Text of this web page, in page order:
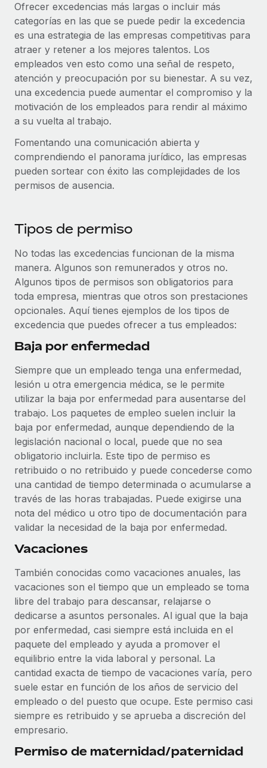
Apertura de entidades
Abre entidades conforme a la legalidad enseguida.
Movilidad y reubicación
Reubica a los empleados con facilidad.
Prestaciones
Gestiona las prestaciones de los empleados sin
complicaciones.
BLOG
Novedades de producto de Remote:
Integraciones con Gusto y Xero y Contractor
Management Plus
La misión de Remote sigue siendo ayudar a empresas de
todos los tamaños a contratar, gestionar y...
Más información
Pento se convierte en un empleador equitativo
con Remote
Gestionar las nóminas internamente es complicado. Tardas
Más información
Ofrecer excedencias más largas o incluir más
categorías en las que se puede pedir la excedencia
es una estrategia de las empresas competitivas para
atraer y retener a los mejores talentos. Los
empleados ven esto como una señal de respeto,
atención y preocupación por su bienestar. A su vez,
una excedencia puede aumentar el compromiso y la
motivación de los empleados para rendir al máximo
a su vuelta al trabajo.
Fomentando una comunicación abierta y
comprendiendo el panorama jurídico, las empresas
pueden sortear con éxito las complejidades de los
permisos de ausencia.
Tipos de permiso
No todas las excedencias funcionan de la misma
manera. Algunos son remunerados y otros no.
Algunos tipos de permisos son obligatorios para
toda empresa, mientras que otros son prestaciones
opcionales. Aquí tienes ejemplos de los tipos de
excedencia que puedes ofrecer a tus empleados:
Baja por enfermedad
Siempre que un empleado tenga una enfermedad,
lesión u otra emergencia médica, se le permite
utilizar la baja por enfermedad para ausentarse del
trabajo. Los paquetes de empleo suelen incluir la
baja por enfermedad, aunque dependiendo de la
legislación nacional o local, puede que no sea
obligatorio incluirla. Este tipo de permiso es
retribuido o no retribuido y puede concederse como
una cantidad de tiempo determinada o acumularse a
través de las horas trabajadas. Puede exigirse una
nota del médico u otro tipo de documentación para
validar la necesidad de la baja por enfermedad.
Vacaciones
También conocidas como vacaciones anuales, las
vacaciones son el tiempo que un empleado se toma
libre del trabajo para descansar, relajarse o
dedicarse a asuntos personales. Al igual que la baja
por enfermedad, casi siempre está incluida en el
paquete del empleado y ayuda a promover el
equilibrio entre la vida laboral y personal. La
cantidad exacta de tiempo de vacaciones varía, pero
suele estar en función de los años de servicio del
empleado o del puesto que ocupe. Este permiso casi
siempre es retribuido y se aprueba a discreción del
empresario.
Permiso de maternidad/paternidad